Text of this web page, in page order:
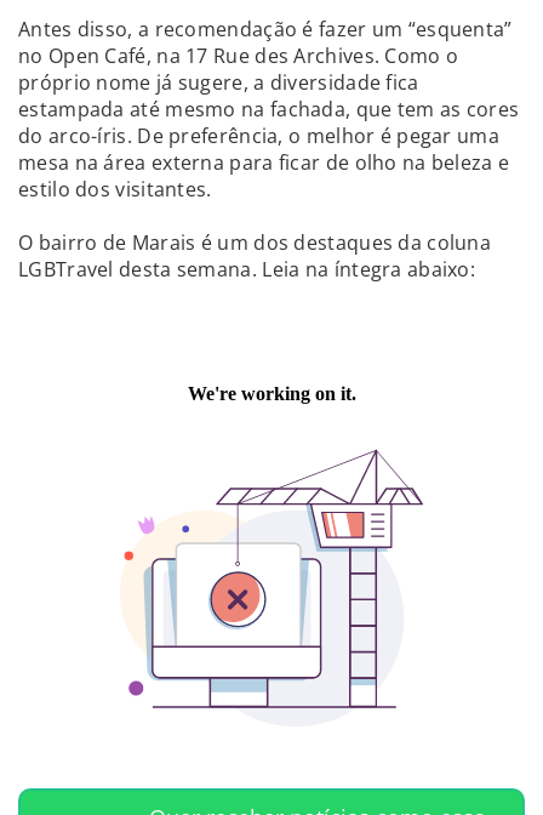
Antes disso, a recomendação é fazer um “esquenta”
no Open Café, na 17 Rue des Archives. Como o
próprio nome já sugere, a diversidade fica
estampada até mesmo na fachada, que tem as cores
do arco-íris. De preferência, o melhor é pegar uma
mesa na área externa para ficar de olho na beleza e
estilo dos visitantes.
O bairro de Marais é um dos destaques da coluna
LGBTravel desta semana. Leia na íntegra abaixo: